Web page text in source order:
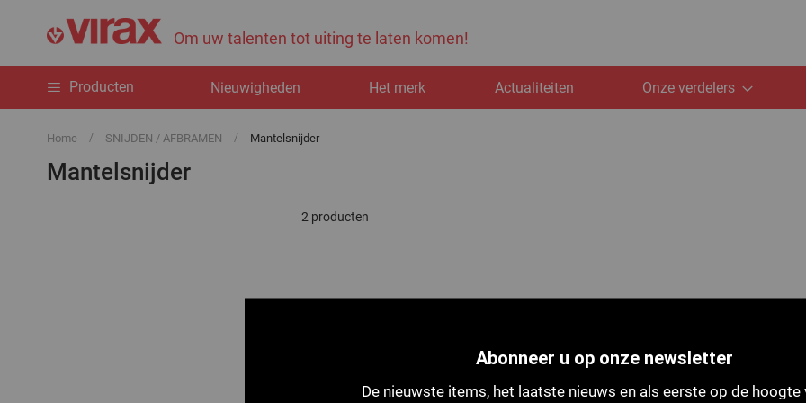
Om uw talenten tot uiting te laten komen!
Producten Nieuwigheden Het merk Actualiteiten Onze verdelers
Home SNIJDEN / AFBRAMEN Mantelsnijder
Mantelsnijder
2 producten
Abonneer u op onze newsletter
De nieuwste items, het laatste nieuws en als eerste op de hoogte